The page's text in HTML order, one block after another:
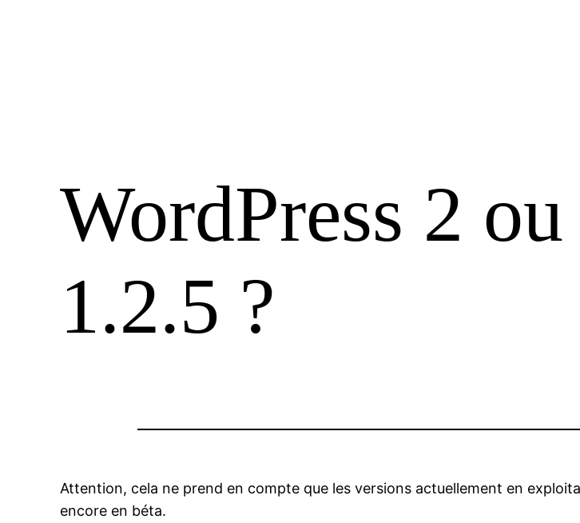
WordPress 2
1.2.5 ?
Attention, cela ne prend en compte que les versions actuellement en
encore en béta.